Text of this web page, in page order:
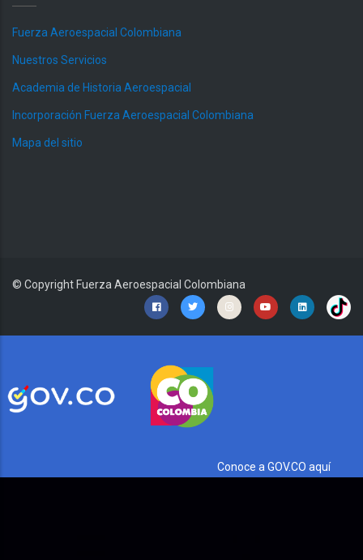
Fuerza Aeroespacial Colombiana
Nuestros Servicios
Academia de Historia Aeroespacial
Incorporación Fuerza Aeroespacial Colombiana
Mapa del sitio
© Copyright Fuerza Aeroespacial Colombiana
Conoce a GOV.CO aquí